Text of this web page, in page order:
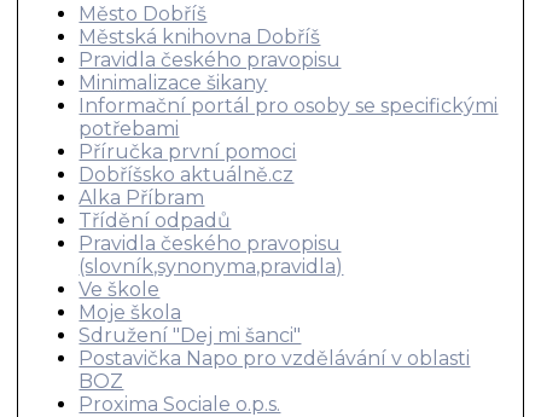
Město Dobříš
Městská knihovna Dobříš
Pravidla českého pravopisu
Minimalizace šikany
Informační portál pro osoby se specifickými
potřebami
Příručka první pomoci
Dobříšsko aktuálně.cz
Alka Příbram
Třídění odpadů
Pravidla českého pravopisu
(slovník,synonyma,pravidla)
Ve škole
Moje škola
Sdružení "Dej mi šanci"
Postavička Napo pro vzdělávání v oblasti
BOZ
Proxima Sociale o.p.s.